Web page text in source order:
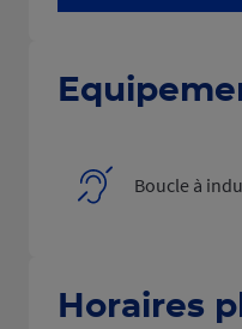
Boucle à
Horaires